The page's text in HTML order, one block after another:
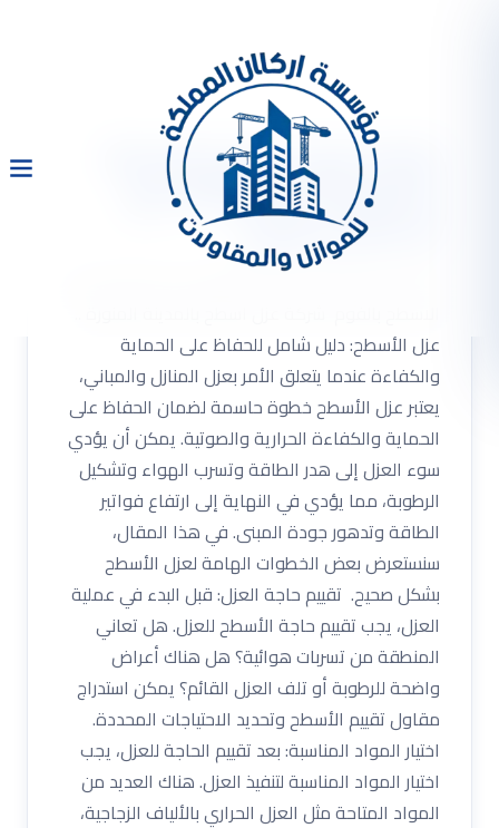
شركة عزل اسطح بالمدينة
المنورة 0533334179 عزل
الاسطح بالفوم
عزل الأسطح: دليل شامل للحفاظ على الحماية
والكفاءة عندما يتعلق الأمر بعزل المنازل والمباني،
يعتبر عزل الأسطح خطوة حاسمة لضمان الحفاظ على
الحماية والكفاءة الحرارية والصوتية. يمكن أن يؤدي
سوء العزل إلى هدر الطاقة وتسرب الهواء وتشكيل
الرطوبة، مما يؤدي في النهاية إلى ارتفاع فواتير
الطاقة وتدهور جودة المبنى. في هذا المقال،
سنستعرض بعض الخطوات الهامة لعزل الأسطح
بشكل صحيح. تقييم حاجة العزل: قبل البدء في عملية
العزل، يجب تقييم حاجة الأسطح للعزل. هل تعاني
المنطقة من تسربات هوائية؟ هل هناك أعراض
واضحة للرطوبة أو تلف العزل القائم؟ يمكن استدراج
مقاول تقييم الأسطح وتحديد الاحتياجات المحددة.
اختيار المواد المناسبة: بعد تقييم الحاجة للعزل، يجب
اختيار المواد المناسبة لتنفيذ العزل. هناك العديد من
المواد المتاحة مثل العزل الحراري بالألياف الزجاجية،